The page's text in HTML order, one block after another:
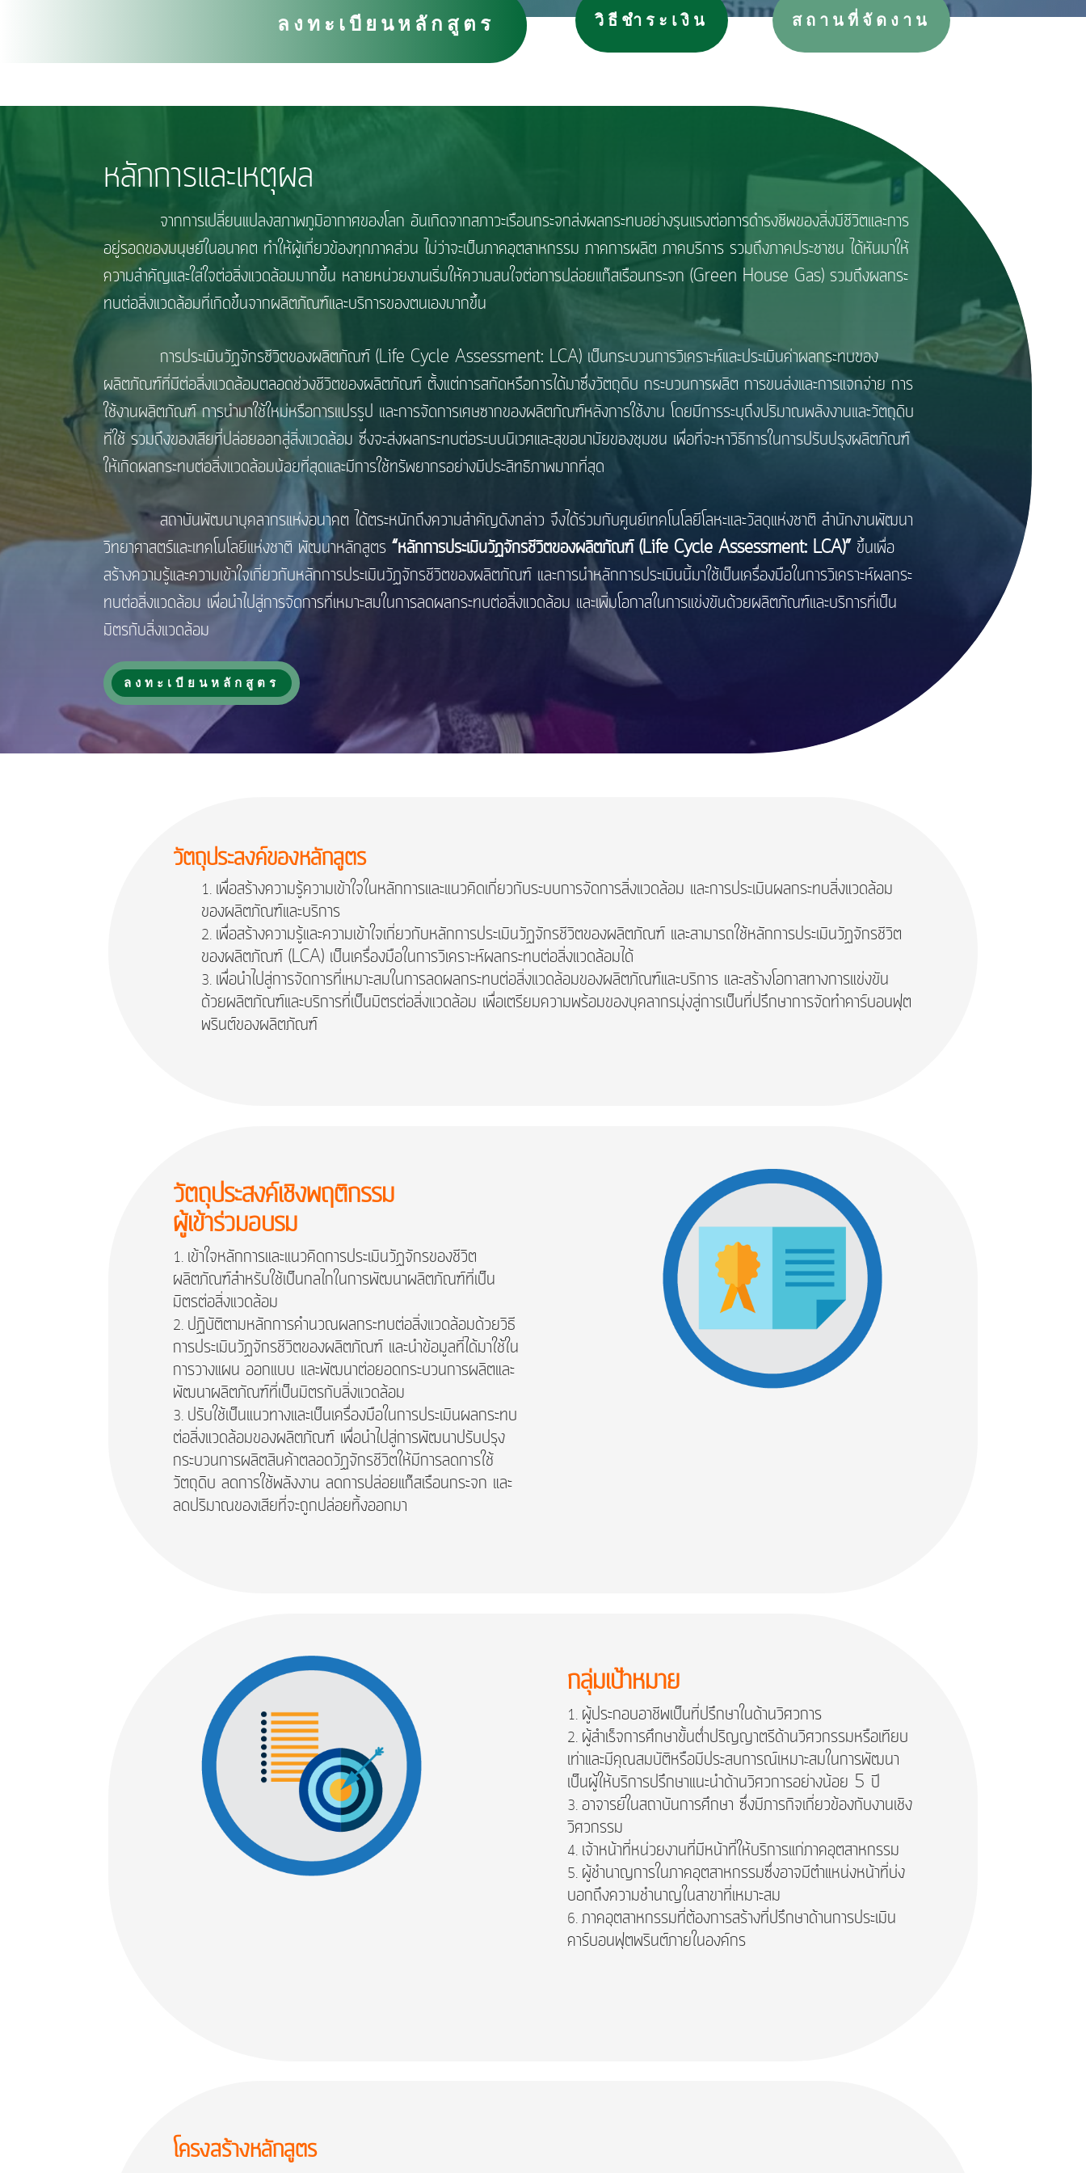
ลงทะเบียนหลักสูตร วิธีชำระเงิน สถานที่จัดงาน
หลักการและเหตุผล
จากการเปลี่ยนแปลงสภาพภูมิอากาศของโลก อันเกิดจากสภาวะเรือนกระจกส่งผลกระทบอย่างรุนแรงต่อการดำรงชีพของสิ่งมีชีวิตและการ
อยู่รอดของมนุษย์ในอนาคต ทำให้ผู้เกี่ยวข้องทุกภาคส่วน ไม่ว่าจะเป็นภาคอุตสาหกรรม ภาคการผลิต ภาคบริการ รวมถึงภาคประชาชน ได้หันมาให้
ความสำคัญและใส่ใจต่อสิ่งแวดล้อมมากขึ้น หลายหน่วยงานเริ่มให้ความสนใจต่อการปล่อยแก๊สเรือนกระจก (Green House Gas) รวมถึงผลกระ
ทบต่อสิ่งแวดล้อมที่เกิดขึ้นจากผลิตภัณฑ์และบริการของตนเองมากขึ้น
การประเมินวัฏจักรชีวิตของผลิตภัณฑ์ (Life Cycle Assessment: LCA) เป็นกระบวนการวิเคราะห์และประเมินค่าผลกระทบของ
ผลิตภัณฑ์ที่มีต่อสิ่งแวดล้อมตลอดช่วงชีวิตของผลิตภัณฑ์ ตั้งแต่การสกัดหรือการได้มาซึ่งวัตถุดิบ กระบวนการผลิต การขนส่งและการแจกจ่าย การ
ใช้งานผลิตภัณฑ์ การนำมาใช้ใหม่หรือการแปรรูป และการจัดการเศษซากของผลิตภัณฑ์หลังการใช้งาน โดยมีการระบุถึงปริมาณพลังงานและวัตถุดิบ
ที่ใช้ รวมถึงของเสียที่ปล่อยออกสู่สิ่งแวดล้อม ซึ่งจะส่งผลกระทบต่อระบบนิเวศและสุขอนามัยของชุมชน เพื่อที่จะหาวิธีการในการปรับปรุงผลิตภัณฑ์
ให้เกิดผลกระทบต่อสิ่งแวดล้อมน้อยที่สุดและมีการใช้ทรัพยากรอย่างมีประสิทธิภาพมากที่สุด
สถาบันพัฒนาบุคลากรแห่งอนาคต ได้ตระหนักถึงความสำคัญดังกล่าว จึงได้ร่วมกับศูนย์เทคโนโลยีโลหะและวัสดุแห่งชาติ สำนักงานพัฒนา
วิทยาศาสตร์และเทคโนโลยีแห่งชาติ พัฒนาหลักสูตร“หลักการประเมินวัฏจักรชีวิตของผลิตภัณฑ์ (Life Cycle Assessment: LCA)”ขึ้นเพื่อ
สร้างความรู้และความเข้าใจเกี่ยวกับหลักการประเมินวัฏจักรชีวิตของผลิตภัณฑ์ และการนำหลักการประเมินนี้มาใช้เป็นเครื่องมือในการวิเคราะห์ผลกระ
ทบต่อสิ่งแวดล้อม เพื่อนำไปสู่การจัดการที่เหมาะสมในการลดผลกระทบต่อสิ่งแวดล้อม และเพิ่มโอกาสในการแข่งขันด้วยผลิตภัณฑ์และบริการที่เป็น
มิตรกับสิ่งแวดล้อม
ลงทะเบียนหลักสูตร
วัตถุประสงค์ของหลักสูตร
เพื่อสร้างความรู้ความเข้าใจในหลักการและแนวคิดเกี่ยวกับระบบการจัดการสิ่งแวดล้อม และการประเมินผลกระทบสิ่งแวดล้อม
ของผลิตภัณฑ์และบริการ
เพื่อสร้างความรู้และความเข้าใจเกี่ยวกับหลักการประเมินวัฏจักรชีวิตของผลิตภัณฑ์ และสามารถใช้หลักการประเมินวัฏจักรชีวิต
ของผลิตภัณฑ์ (LCA) เป็นเครื่องมือในการวิเคราะห์ผลกระทบต่อสิ่งแวดล้อมได้
เพื่อนำไปสู่การจัดการที่เหมาะสมในการลดผลกระทบต่อสิ่งแวดล้อมของผลิตภัณฑ์และบริการ และสร้างโอกาสทางการแข่งขัน
ด้วยผลิตภัณฑ์และบริการที่เป็นมิตรต่อสิ่งแวดล้อม เพื่อเตรียมความพร้อมของบุคลากรมุ่งสู่การเป็นที่ปรึกษาการจัดทำคาร์บอนฟุต
พรินต์ของผลิตภัณฑ์
วัตถุประสงค์เชิงพฤติกรรม
ผู้เข้าร่วมอบรม
เข้าใจหลักการและแนวคิดการประเมินวัฏจักรของชีวิต
ผลิตภัณฑ์สำหรับใช้เป็นกลไกในการพัฒนาผลิตภัณฑ์ที่เป็น
มิตรต่อสิ่งแวดล้อม
ปฏิบัติตามหลักการคำนวณผลกระทบต่อสิ่งแวดล้อมด้วยวิธี
การประเมินวัฏจักรชีวิตของผลิตภัณฑ์ และนำข้อมูลที่ได้มาใช้ใน
การวางแผน ออกแบบ และพัฒนาต่อยอดกระบวนการผลิตและ
พัฒนาผลิตภัณฑ์ที่เป็นมิตรกับสิ่งแวดล้อม
ปรับใช้เป็นแนวทางและเป็นเครื่องมือในการประเมินผลกระทบ
ต่อสิ่งแวดล้อมของผลิตภัณฑ์ เพื่อนำไปสู่การพัฒนาปรับปรุง
กระบวนการผลิตสินค้าตลอดวัฏจักรชีวิตให้มีการลดการใช้
วัตถุดิบ ลดการใช้พลังงาน ลดการปล่อยแก๊สเรือนกระจก และ
ลดปริมาณของเสียที่จะถูกปล่อยทิ้งออกมา
กลุ่มเป้าหมาย
ผู้ประกอบอาชีพเป็นที่ปรึกษาในด้านวิศวการ
ผู้สำเร็จการศึกษาขั้นต่ำปริญญาตรีด้านวิศวกรรมหรือเทียบ
เท่าและมีคุณสมบัติหรือมีประสบการณ์เหมาะสมในการพัฒนา
เป็นผู้ให้บริการปรึกษาแนะนำด้านวิศวการอย่างน้อย 5 ปี
อาจารย์ในสถาบันการศึกษา ซึ่งมีภารกิจเกี่ยวข้องกับงานเชิง
วิศวกรรม
เจ้าหน้าที่หน่วยงานที่มีหน้าที่ให้บริการแก่ภาคอุตสาหกรรม
ผู้ชำนาญการในภาคอุตสาหกรรมซึ่งอาจมีตำแหน่งหน้าที่บ่ง
บอกถึงความชำนาญในสาขาที่เหมาะสม
ภาคอุตสาหกรรมที่ต้องการสร้างที่ปรึกษาด้านการประเมิน
คาร์บอนฟุตพรินต์ภายในองค์กร
โครงสร้างหลักสูตร